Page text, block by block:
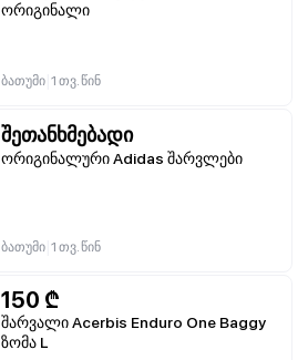
ორიგინალი
ბათუმი 1 თვ. წინ
შეთანხმებადი
ორიგინალური Adidas შარვლები
ბათუმი 1 თვ. წინ
150 ₾
შარვალი Acerbis Enduro One Baggy
ზომა L